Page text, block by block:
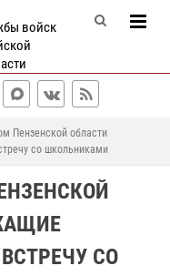
войск
Пензенской области
со школьниками
СО